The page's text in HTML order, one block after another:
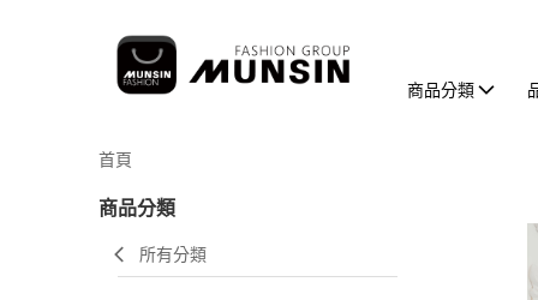
商品分類
首頁
商品分類
所有分類